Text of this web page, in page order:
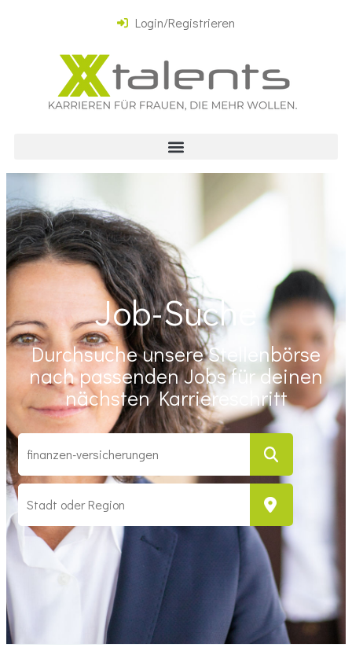
Login/Registrieren
Job-Suche
Durchsuche unsere Stellenbörse
nach passenden Jobs für deinen
nächsten Karriereschritt